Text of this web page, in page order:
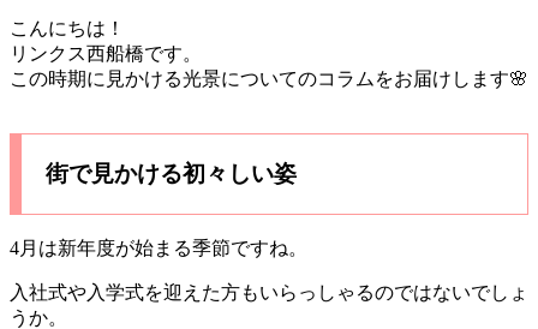
こんにちは！
リンクス西船橋です。
この時期に見かける光景についてのコラムをお届けします🌸
街で見かける初々しい姿
4月は新年度が始まる季節ですね。
入社式や入学式を迎えた方もいらっしゃるのではないでしょ
うか。